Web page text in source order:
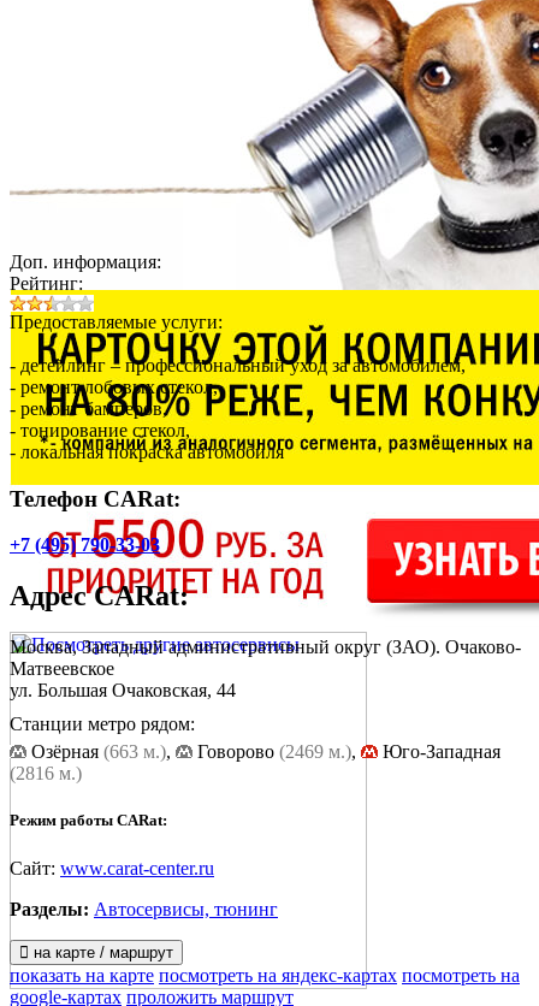
Доп. информация:
Рейтинг:
Предоставляемые услуги:
- детейлинг – профессиональный уход за автомобилем,
- ремонт лобовых стекол,
- ремонт бамперов,
- тонирование стекол,
- локальная покраска автомобиля
Телефон CARat:
+7 (495) 790-33-03
АдресCARat:
Москва, Западный административный округ (ЗАО). Очаково-
Матвеевское
ул. Большая Очаковская, 44
Станции метро рядом:
Озёрная (663 м.), Говорово (2469 м.),
Юго-Западная
(2816 м.)
Режим работы CARat:
Сайт: www.carat-center.ru
Разделы: Автосервисы, тюнинг
на карте / маршрут
показать на карте посмотреть на яндекс-картах посмотреть на
google-картах проложить маршрут